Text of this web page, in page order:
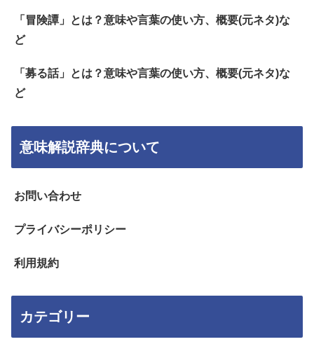
「冒険譚」とは？意味や言葉の使い方、概要(元ネタ)な
ど
「募る話」とは？意味や言葉の使い方、概要(元ネタ)な
ど
意味解説辞典について
お問い合わせ
プライバシーポリシー
利用規約
カテゴリー